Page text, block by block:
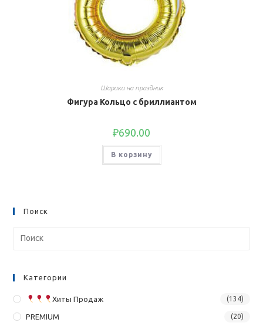
Шарики на праздник
Фигура Кольцо с бриллиантом
₽690.00
В корзину
Поиск
Категории
Хиты Продаж (134)
PREMIUM (20)